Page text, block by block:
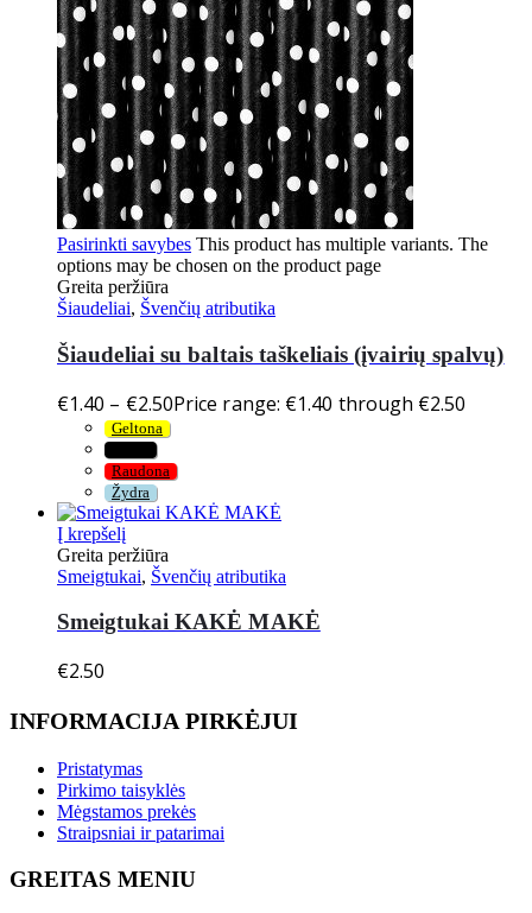
Pasirinkti savybes This product has multiple variants. The
options may be chosen on the product page
Greita peržiūra
Šiaudeliai, Švenčių atributika
Šiaudeliai su baltais taškeliais (įvairių spalvų)
€1.40 – €2.50Price range: €1.40 through €2.50
Geltona
Raudona
Žydra
Į krepšelį
Greita peržiūra
Smeigtukai, Švenčių atributika
Smeigtukai KAKĖ MAKĖ
€2.50
INFORMACIJA PIRKĖJUI
Pristatymas
Pirkimo taisyklės
Mėgstamos prekės
Straipsniai ir patarimai
GREITAS MENIU